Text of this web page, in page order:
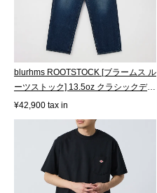
blurhms ROOTSTOCK [ブラームス ル
ーツストック] 13.5oz クラシックデニ
ム...
¥42,900 tax in